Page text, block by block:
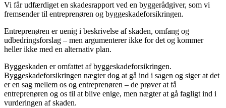
Vi får udfærdiget en skadesrapport ved en byggerådgiver, som vi
fremsender til entreprenøren og byggeskadeforsikringen.
Entreprenøren er uenig i beskrivelse af skaden, omfang og
udbedringsforslag – men argumenterer ikke for det og kommer
heller ikke med en alternativ plan.
Byggeskaden er omfattet af byggeskadeforsikringen.
Byggeskadeforsikringen nægter dog at gå ind i sagen og siger at det
er en sag mellem os og entreprenøren – de prøver at få
entreprenøren og os til at blive enige, men nægter at gå fagligt ind i
vurderingen af skaden.